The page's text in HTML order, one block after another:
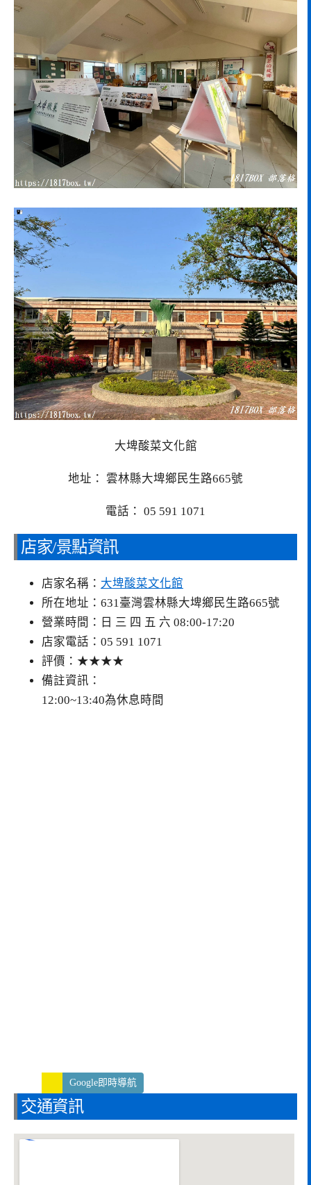
大埤酸菜文化館
地址： 雲林縣大埤鄉民生路665號
電話： 05 591 1071
店家/景點資訊
店家名稱： 大埤酸菜文化館
所在地址：631臺灣雲林縣大埤鄉民生路665號
營業時間：日 三 四 五 六 08:00-17:20
店家電話：05 591 1071
評價：★★★★
備註資訊：
12:00~13:40為休息時間
Google即時導航
交通資訊